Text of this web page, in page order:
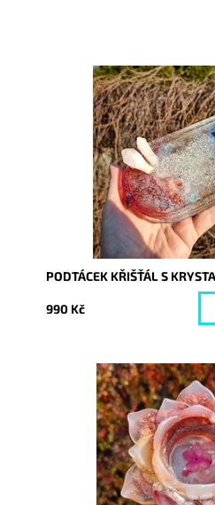
Dostupnost:
Vyprodáno
10033
PODTÁCEK KŘIŠŤÁL S
990 Kč
Dostupnost:
Vyprodáno
9975